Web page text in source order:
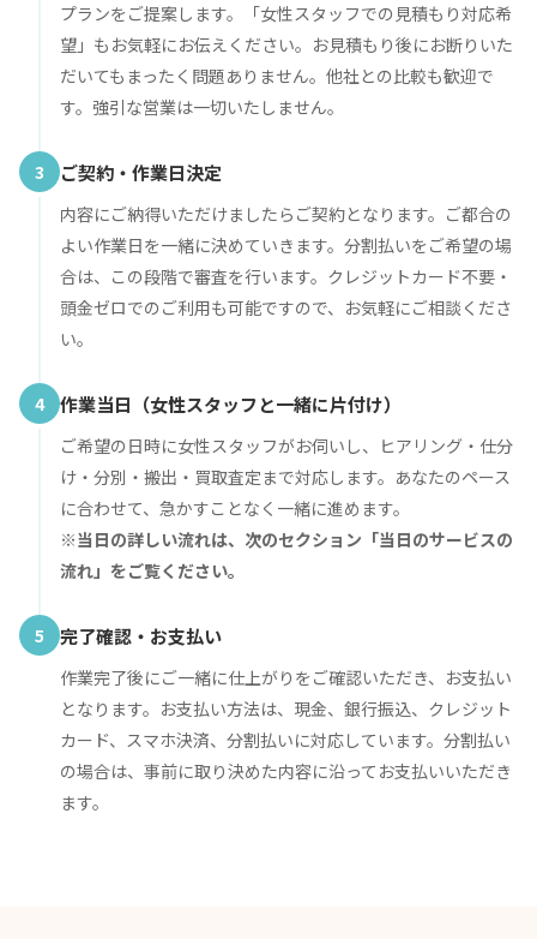
プランをご提案します。「女性スタッフでの見積もり対応希
望」もお気軽にお伝えください。お見積もり後にお断りいた
だいてもまったく問題ありません。他社との比較も歓迎で
す。強引な営業は一切いたしません。
3 ご契約・作業日決定
内容にご納得いただけましたらご契約となります。ご都合の
よい作業日を一緒に決めていきます。分割払いをご希望の場
合は、この段階で審査を行います。クレジットカード不要・
頭金ゼロでのご利用も可能ですので、お気軽にご相談くださ
い。
4 作業当日（女性スタッフと一緒に片付け）
ご希望の日時に女性スタッフがお伺いし、ヒアリング・仕分
け・分別・搬出・買取査定まで対応します。あなたのペース
に合わせて、急かすことなく一緒に進めます。
※当日の詳しい流れは、次のセクション「当日のサービスの
流れ」をご覧ください。
5 完了確認・お支払い
作業完了後にご一緒に仕上がりをご確認いただき、お支払い
となります。お支払い方法は、現金、銀行振込、クレジット
カード、スマホ決済、分割払いに対応しています。分割払い
の場合は、事前に取り決めた内容に沿ってお支払いいただき
ます。